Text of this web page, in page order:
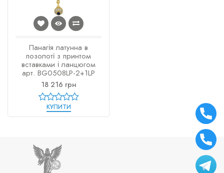
Панагія латунна в
позолоті з принтом
вставками і ланцюгом
арт. BG0508LP-2+1LP
18 216 грн
КУПИТИ